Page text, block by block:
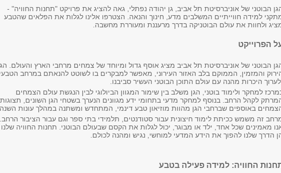
הבוטני של אוניברסיטת תל אביב, גן יהודה נפתלי, גאה להציג את פרויקט "תחנות החוויה" -
למידה חווייתיים המשלבים מדע, חינוך והנאה. הצטרפו אלינו לגלות את הפלאים שהטבע
ולחוות את עולם הבוטניקה בדרך מרעננת ומעוררת מחשבה.
הפרוייקט
הבוטני של אוניברסיטת תל אביב מציג אוסף גדול ומיוחד של צמחים מרחבי הארץ והעולם.
והמזמין, הממוקם בלב האזור העירוני, מאפשר למבקרים בו לשוטט להנאתם במרחב
היכרות מהנה עם עולם התוכן הבוטני העשיר סביבנו.
למחקר ולימוד בוטני, הגן משלב בין שימור המגוון הביולוגי לבין הנגשת עולם הצמחים
לקהל הרחב. בנוסף למחקר מדעי בתחומי ידע מגוונים הנערך בשטחי הגן השונים, תצוגות
באוספים שברחבי הגן מהוות מוזיאון טבע דינמי, המתחדש ומשתנה במהלך עונות
זה משמש ככיתת לימוד חיצונית עבור סטודנטים, תלמידי בתי ספר וגם עבור הציבור הרחב.
מאמינים שכל אחד, ילד או מבוגר, יכול לגלות את הקסם שבעולם הבוטני. תחנות החוויה שלנו
הדרך שלנו להפוך את הידע המדעי למוחשי, נגיש ומהנה לכולם.
החוויה: למידה פעילה בטבע